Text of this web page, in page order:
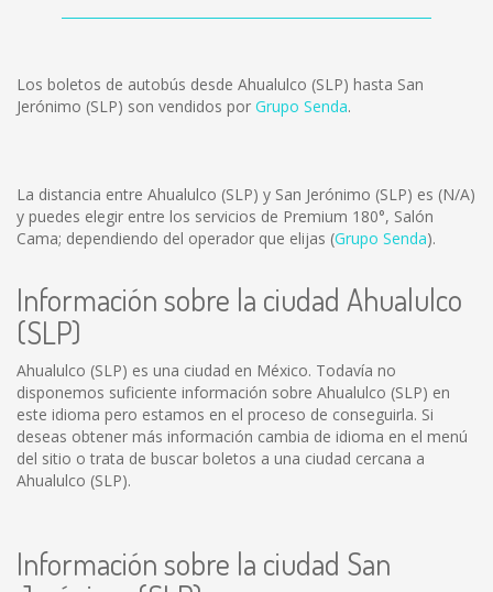
Los boletos de autobús desde Ahualulco (SLP) hasta San
Jerónimo (SLP) son vendidos por Grupo Senda.
La distancia entre Ahualulco (SLP) y San Jerónimo (SLP) es (N/A)
y puedes elegir entre los servicios de Premium 180°, Salón
Cama; dependiendo del operador que elijas (Grupo Senda).
Información sobre la ciudad Ahualulco
(SLP)
Ahualulco (SLP) es una ciudad en México. Todavía no
disponemos suficiente información sobre Ahualulco (SLP) en
este idioma pero estamos en el proceso de conseguirla. Si
deseas obtener más información cambia de idioma en el menú
del sitio o trata de buscar boletos a una ciudad cercana a
Ahualulco (SLP).
Información sobre la ciudad San